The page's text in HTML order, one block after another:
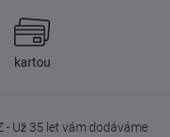
kartou
- Už 35 let vám dodáváme